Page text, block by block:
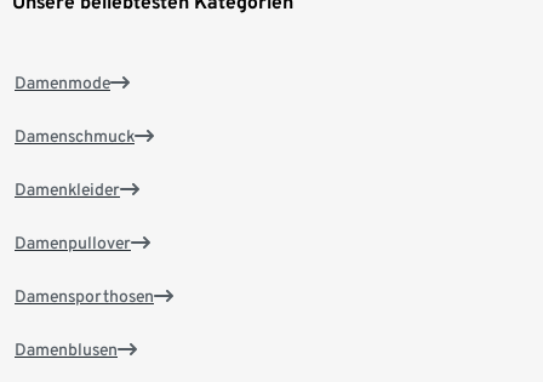
Damenmode
Damenschmuck
Damenkleider
Damenpullover
Damensporthosen
Damenblusen